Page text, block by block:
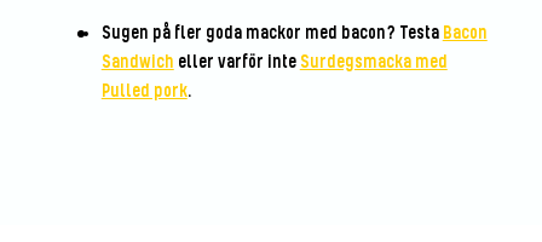
Sugen på fler goda mackor med bacon? Testa Bacon
Sandwich eller varför inte Surdegsmacka med
Pulled pork.